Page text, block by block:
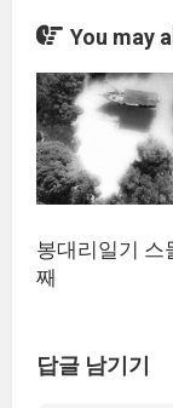
You may
봉대리일기 스
째
답글 남기기